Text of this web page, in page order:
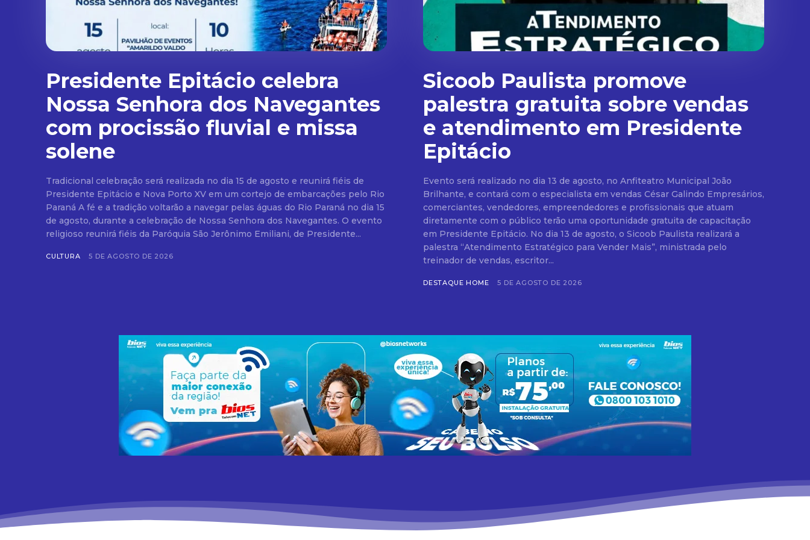
Presidente Epitácio celebra
Nossa Senhora dos Navegantes
com procissão fluvial e missa
solene
Tradicional celebração será realizada no dia 15 de agosto e reunirá fiéis de
Presidente Epitácio e Nova Porto XV em um cortejo de embarcações pelo Rio
Paraná A fé e a tradição voltarão a navegar pelas águas do Rio Paraná no dia 15
de agosto, durante a celebração de Nossa Senhora dos Navegantes. O evento
religioso reunirá fiéis da Paróquia São Jerônimo Emiliani, de Presidente...
CULTURA 5 DE AGOSTO DE 2026
Sicoob Paulista promove
palestra gratuita sobre vendas
e atendimento em Presidente
Epitácio
Evento será realizado no dia 13 de agosto, no Anfiteatro Municipal João
Brilhante, e contará com o especialista em vendas César Galindo Empresários,
comerciantes, vendedores, empreendedores e profissionais que atuam
diretamente com o público terão uma oportunidade gratuita de capacitação
em Presidente Epitácio. No dia 13 de agosto, o Sicoob Paulista realizará a
palestra “Atendimento Estratégico para Vender Mais”, ministrada pelo
treinador de vendas, escritor...
DESTAQUE HOME 5 DE AGOSTO DE 2026